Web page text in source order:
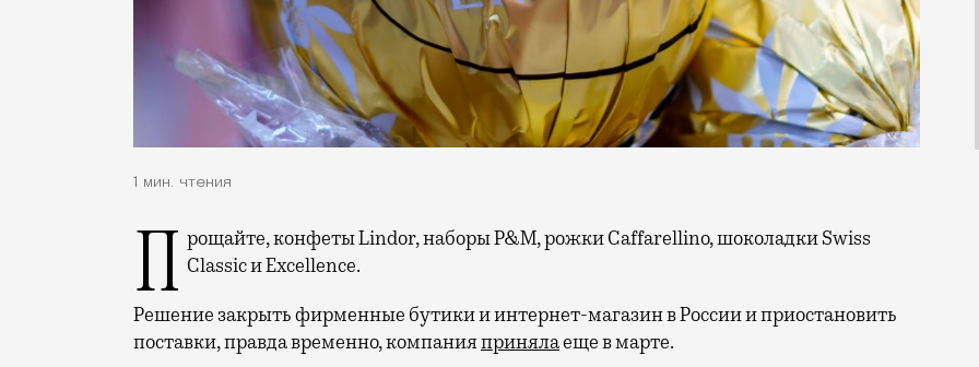
1 мин. чтения
Прощайте, конфеты Lindor, наборы P&M, рожки Caffarellino, шоколадки Swiss Classic и Excellence.
Решение закрыть фирменные бутики и интернет-магазин в России и приостановить
поставки, правда временно, компанияпринялаеще в марте.